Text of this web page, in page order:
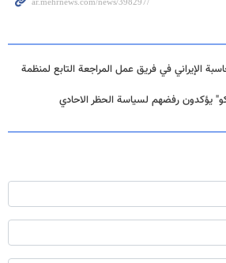
الإيراني في فريق عمل المراجعة التابع لمنظمة
يؤكدون رفضهم لسياسة الحظر الاحادي